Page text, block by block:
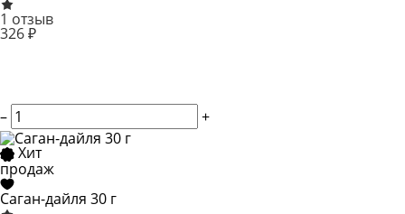
1 отзыв
326 ₽
–
+
Хит
продаж
Саган-дайля 30 г